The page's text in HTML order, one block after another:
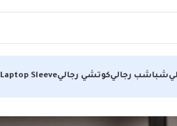
شباشب رجاليكوتشي رجاليLaptop Sleeve